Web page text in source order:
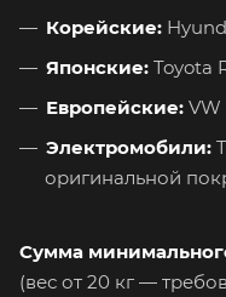
Корейские:
Японские: Toyota
Европейские: VW
Электромобили:
оригинальной
Сумма
(вес от 20 кг —